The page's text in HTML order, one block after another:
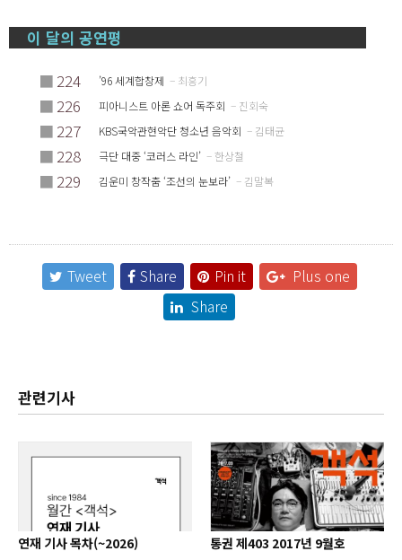
이 달의 공연평
■ 224 ’96 세계합창제 – 최흥기
■ 226 피아니스트 아론 쇼어 독주회 – 진회숙
■ 227 KBS국악관현악단 청소년 음악회 – 김태균
■ 228 극단 대중 ‘코러스 라인’ – 한상철
■ 229 김운미 창작춤 ‘조선의 눈보라’ – 김말복
Tweet Share Pin it
Plus one
Share
관련기사
연재 기사 목차(~2026) 통권 제403 2017년 9월호